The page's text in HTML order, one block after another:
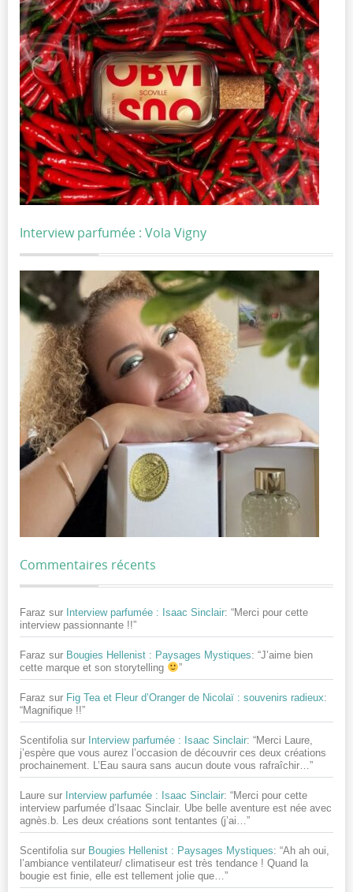
Interview parfumée : Vola Vigny
Commentaires récents
Faraz sur Interview parfumée : Isaac Sinclair: “Merci pour cette
interview passionnante !!”
Faraz sur Bougies Hellenist : Paysages Mystiques: “J’aime bien
cette marque et son storytelling
”
Faraz sur Fig Tea et Fleur d’Oranger de Nicolaï : souvenirs radieux:
“Magnifique !!”
Scentifolia sur Interview parfumée : Isaac Sinclair: “Merci Laure,
j’espère que vous aurez l’occasion de découvrir ces deux créations
prochainement. L’Eau saura sans aucun doute vous rafraîchir…”
Laure sur Interview parfumée : Isaac Sinclair: “Merci pour cette
interview parfumée d’Isaac Sinclair. Ube belle aventure est née avec
agnès.b. Les deux créations sont tentantes (j’ai…”
Scentifolia sur Bougies Hellenist : Paysages Mystiques: “Ah ah oui,
l’ambiance ventilateur/ climatiseur est très tendance ! Quand la
bougie est finie, elle est tellement jolie que…”